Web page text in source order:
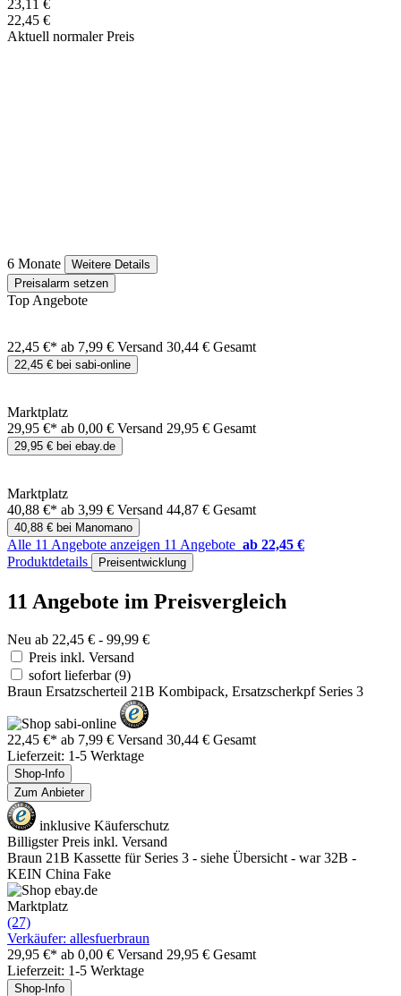
23,11 €
22,45 €
Aktuell normaler Preis
6 Monate
Weitere Details
Preisalarm setzen
Top Angebote
22,45 €* ab 7,99 € Versand 30,44 € Gesamt
22,45 € bei sabi-online
Marktplatz
29,95 €* ab 0,00 € Versand 29,95 € Gesamt
29,95 € bei ebay.de
Marktplatz
40,88 €* ab 3,99 € Versand 44,87 € Gesamt
40,88 € bei Manomano
Alle 11 Angebote anzeigen 11 Angebote ab 22,45 €
Produktdetails
Preisentwicklung
11 Angebote im Preisvergleich
Neu ab 22,45 € - 99,99 €
Preis inkl. Versand
sofort lieferbar(9)
Braun Ersatzscherteil 21B Kombipack, Ersatzscherkpf Series 3
22,45 €* ab 7,99 € Versand 30,44 € Gesamt
Lieferzeit: 1-5 Werktage
Shop-Info
Zum Anbieter
inklusive Käuferschutz
Billigster Preis inkl. Versand
Braun 21B Kassette für Series 3 - siehe Übersicht - war 32B -
KEIN China Fake
Marktplatz
(27)
Verkäufer: allesfuerbraun
29,95 €* ab 0,00 € Versand 29,95 € Gesamt
Lieferzeit: 1-5 Werktage
Shop-Info